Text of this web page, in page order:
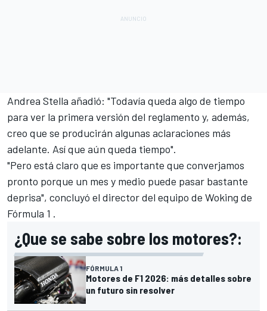
Andrea Stella añadió: "Todavía queda algo de tiempo
para ver la primera versión del reglamento y, además,
creo que se producirán algunas aclaraciones más
adelante. Así que aún queda tiempo".
"Pero está claro que es importante que converjamos
pronto porque un mes y medio puede pasar bastante
deprisa", concluyó el director del equipo de Woking de
Fórmula 1 .
¿Que se sabe sobre los motores?:
FÓRMULA 1
Motores de F1 2026: más detalles sobre
un futuro sin resolver